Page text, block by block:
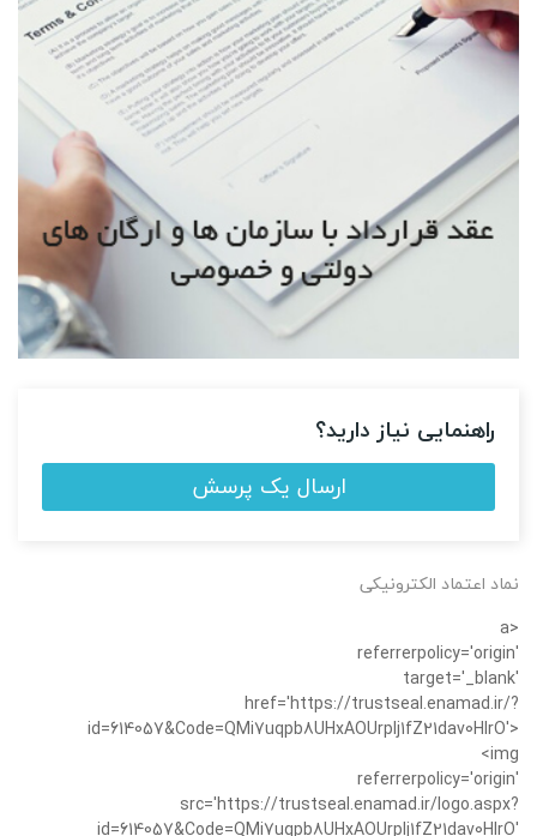
راهنمایی نیاز دارید؟
ارسال یک پرسش
نماد اعتماد الکترونیکی
<a
referrerpolicy='origin'
target='_blank'
href='https://trustseal.enamad.ir/?
id=614057&Code=QMi7uqpb8UHxAOUrplj1fZ21dav0HIrO'>
<img
referrerpolicy='origin'
src='https://trustseal.enamad.ir/logo.aspx?
id=614057&Code=QMi7uqpb8UHxAOUrplj1fZ21dav0HIrO'